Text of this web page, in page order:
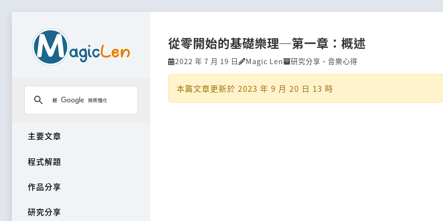
主要文章
程式解題
作品分享
研究分享
從零開始的基礎樂理─第一章：概述
2022 年 7 月 19 日 Magic Len 研究分享 、 音樂心得
本篇文章更新於 2023 年 9 月 20 日 13 時